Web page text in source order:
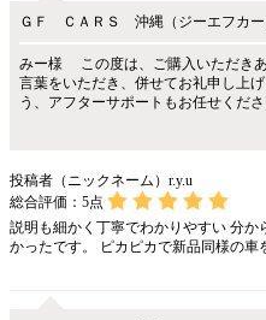
ＧＦ ＣＡＲＳ 沖縄（ジーエフカー
みー様 この度は、ご購入いただき
言葉をいただき、併せてお礼申し上
う、アフターサポートもお任せくだ
投稿者（ニックネーム）r.y.u
総合評価： 5点
説明も細かく丁寧でわかりやすい 分
かったです。 ピカピカで新品同様の車